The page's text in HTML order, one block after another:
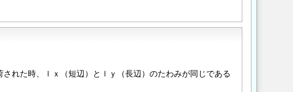
れた時、ｌｘ（短辺）とｌｙ（長辺）のたわみが同じである